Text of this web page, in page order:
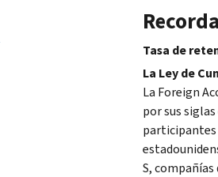
Tasa de
La Ley de
La Foreign
por sus
participantes
S,